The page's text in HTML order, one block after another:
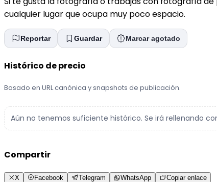
cualquier lugar que ocupa muy poco espacio.
Reportar Guardar Marcar agotado
Histórico de precio
Basado en URL canónica y snapshots de publicación.
Aún no tenemos suficiente histórico. Se irá rellenando
Compartir
X Facebook Telegram WhatsApp Copiar enlace